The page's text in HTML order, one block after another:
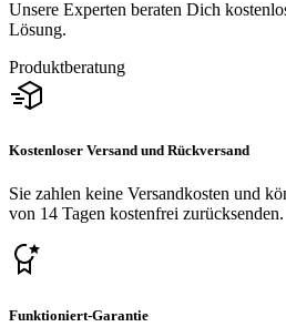
Unsere Experten beraten Dich
Lösung.
Produktberatung
Kostenloser Versand und Rückversand
Sie zahlen keine Versandkosten und
von 14 Tagen kostenfrei zurücksenden.
Funktioniert-Garantie